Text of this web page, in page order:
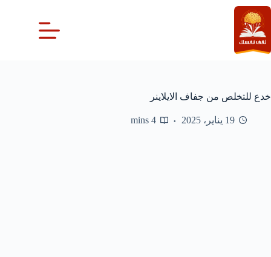
التجاوز
إلى
المحتوى
خدع للتخلص من جفاف الايلاينر
19 يناير، 2025 4 mins